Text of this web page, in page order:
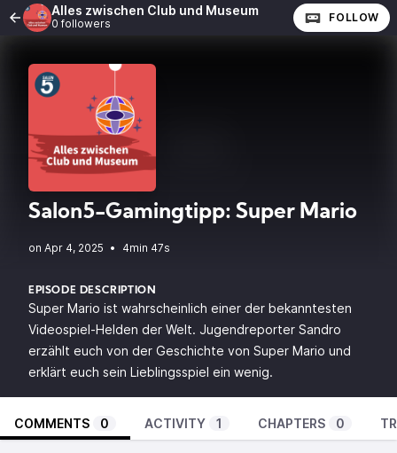
Alles zwischen Club und Museum
0 followers FOLLOW
Salon5-Gamingtipp: Super Mario
• 4min 47s
EPISODE DESCRIPTION
Super Mario ist wahrscheinlich einer der bekanntesten
Videospiel-Helden der Welt. Jugendreporter Sandro
erzählt euch von der Geschichte von Super Mario und
erklärt euch sein Lieblingsspiel ein wenig.
COMMENTS 0 ACTIVITY 1 CHAPTERS 0